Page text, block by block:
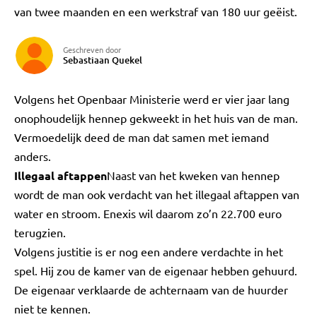
van twee maanden en een werkstraf van 180 uur geëist.
Geschreven door
Sebastiaan Quekel
Volgens het Openbaar Ministerie werd er vier jaar lang
onophoudelijk hennep gekweekt in het huis van de man.
Vermoedelijk deed de man dat samen met iemand
anders.
Illegaal aftappenNaast van het kweken van hennep
wordt de man ook verdacht van het illegaal aftappen van
water en stroom. Enexis wil daarom zo’n 22.700 euro
terugzien.
Volgens justitie is er nog een andere verdachte in het
spel. Hij zou de kamer van de eigenaar hebben gehuurd.
De eigenaar verklaarde de achternaam van de huurder
niet te kennen.